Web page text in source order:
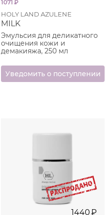
1071 ₽
HOLY LAND AZULENE
MILK
Эмульсия для деликатного
очищения кожи и
демакияжа, 250 мл
1440₽